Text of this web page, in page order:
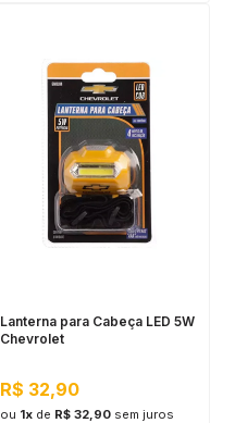
Lanterna para Cabeça LED 5W
Chevrolet
R$ 32,90
ou 1xde R$ 32,90 sem juros